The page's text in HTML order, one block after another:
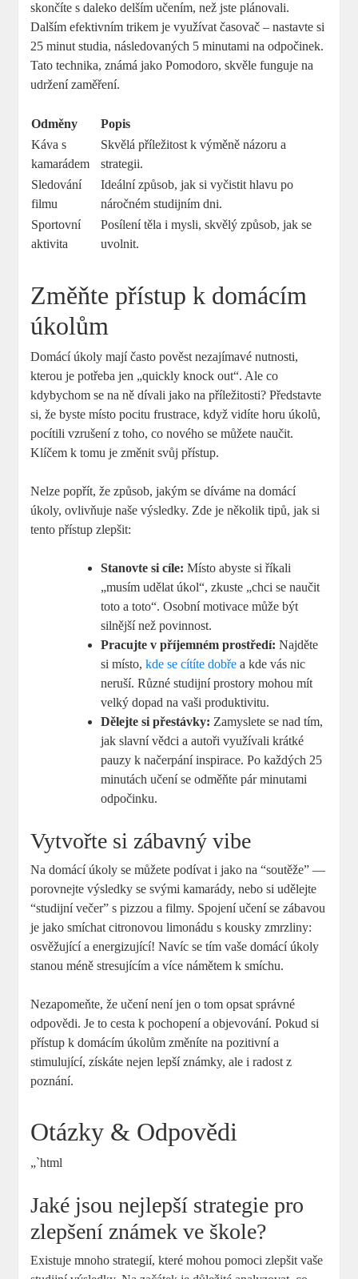
skončíte s daleko delším učením, než jste plánovali.
Dalším efektivním trikem je využívat časovač – nastavte si
25 minut studia, následovaných 5 minutami na odpočinek.
Tato technika, známá jako Pomodoro, skvěle funguje na
udržení zaměření.
Odměny
Popis
Káva s
kamarádem
Skvělá příležitost k výměně názoru a
strategii.
Sledování
filmu
Ideální způsob, jak si vyčistit hlavu po
náročném studijním dni.
Sportovní
aktivita
Posílení těla i mysli, skvělý způsob, jak se
uvolnit.
Změňte přístup k domácím
úkolům
Domácí úkoly mají často pověst nezajímavé nutnosti,
kterou je potřeba jen „quickly knock out“. Ale co
kdybychom se na ně dívali jako na příležitosti? Představte
si, že byste místo pocitu frustrace, když vidíte horu úkolů,
pocítili vzrušení z toho, co nového se můžete naučit.
Klíčem k tomu je změnit svůj přístup.
Nelze popřít, že způsob, jakým se díváme na domácí
úkoly, ovlivňuje naše výsledky. Zde je několik tipů, jak si
tento přístup zlepšit:
Stanovte si cíle: Místo abyste si říkali
„musím udělat úkol“, zkuste „chci se naučit
toto a toto“. Osobní motivace může být
silnější než povinnost.
Pracujte v příjemném prostředí: Najděte
si místo,kde se cítíte dobře a kde vás nic
neruší. Různé studijní prostory mohou mít
velký dopad na vaši produktivitu.
Dělejte si přestávky: Zamyslete se nad tím,
jak slavní vědci a autoři využívali krátké
pauzy k načerpání inspirace. Po každých 25
minutách učení se odměňte pár minutami
odpočinku.
Vytvořte si zábavný vibe
Na domácí úkoly se můžete podívat i jako na “soutěže” —
porovnejte výsledky se svými kamarády, nebo si udělejte
“studijní večer” s pizzou a filmy. Spojení učení se zábavou
je jako smíchat citronovou limonádu s kousky zmrzliny:
osvěžující a energizující! Navíc se tím vaše domácí úkoly
stanou méně stresujícím a více námětem k smíchu.
Nezapomeňte, že učení není jen o tom opsat správné
odpovědi. Je to cesta k pochopení a objevování. Pokud si
přístup k domácím úkolům změníte na pozitivní a
stimulující, získáte nejen lepší známky, ale i radost z
poznání.
Otázky & Odpovědi
„`html
Jaké jsou nejlepší strategie pro
zlepšení známek ve škole?
Existuje mnoho strategií, které mohou pomoci zlepšit vaše